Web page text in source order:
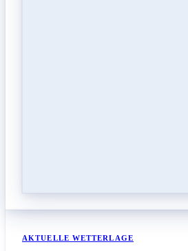
AKTUELLE WETTERLAGE